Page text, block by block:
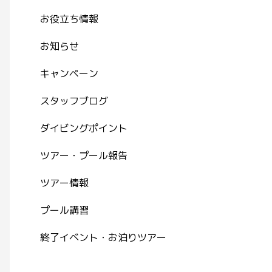
お役立ち情報
お知らせ
キャンペーン
スタッフブログ
ダイビングポイント
ツアー・プール報告
ツアー情報
プール講習
終了イベント・お泊りツアー